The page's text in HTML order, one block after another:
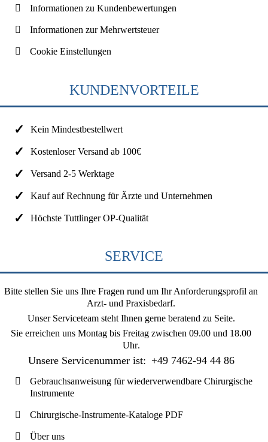
Informationen zu Kundenbewertungen
Informationen zur Mehrwertsteuer
Cookie Einstellungen
KUNDENVORTEILE
Kein Mindestbestellwert
Kostenloser Versand ab 100€
Versand 2-5 Werktage
Kauf auf Rechnung für Ärzte und Unternehmen
Höchste Tuttlinger OP-Qualität
SERVICE
Bitte stellen Sie uns Ihre Fragen rund um Ihr Anforderungsprofil an
Arzt- und Praxisbedarf.
Unser Serviceteam steht Ihnen gerne beratend zu Seite.
Sie erreichen uns Montag bis Freitag zwischen 09.00 und 18.00
Uhr.
Unsere Servicenummer ist: +49 7462-94 44 86
Gebrauchsanweisung für wiederverwendbare Chirurgische
Instrumente
Chirurgische-Instrumente-Kataloge PDF
Über uns